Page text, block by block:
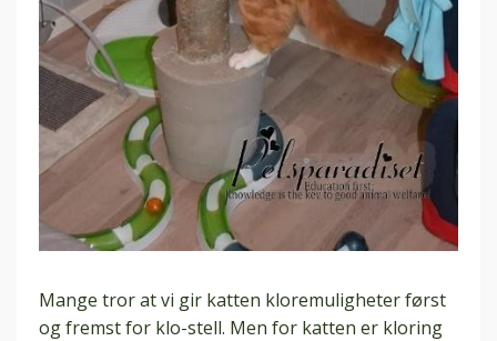
Mange tror at vi gir katten kloremuligheter først
og fremst for klo-stell. Men for katten er kloring